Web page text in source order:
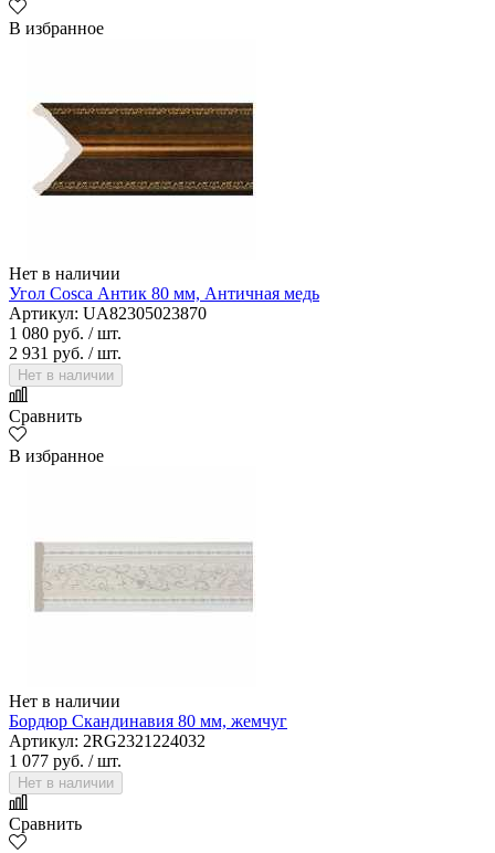
В избранное
Нет в наличии
Угол Cosca Антик 80 мм, Античная медь
Артикул: UA82305023870
1 080 руб. / шт.
2 931 руб. / шт.
Нет в наличии
Сравнить
В избранное
Нет в наличии
Бордюр Скандинавия 80 мм, жемчуг
Артикул: 2RG2321224032
1 077 руб. / шт.
Нет в наличии
Сравнить